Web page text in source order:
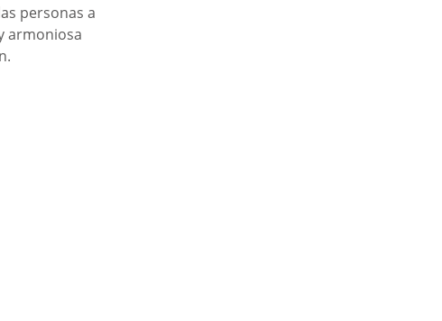
personas a
armoniosa